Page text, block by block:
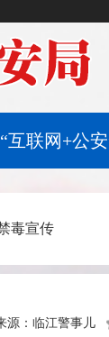
“互联网+公
毒宣传
源：临江警事儿